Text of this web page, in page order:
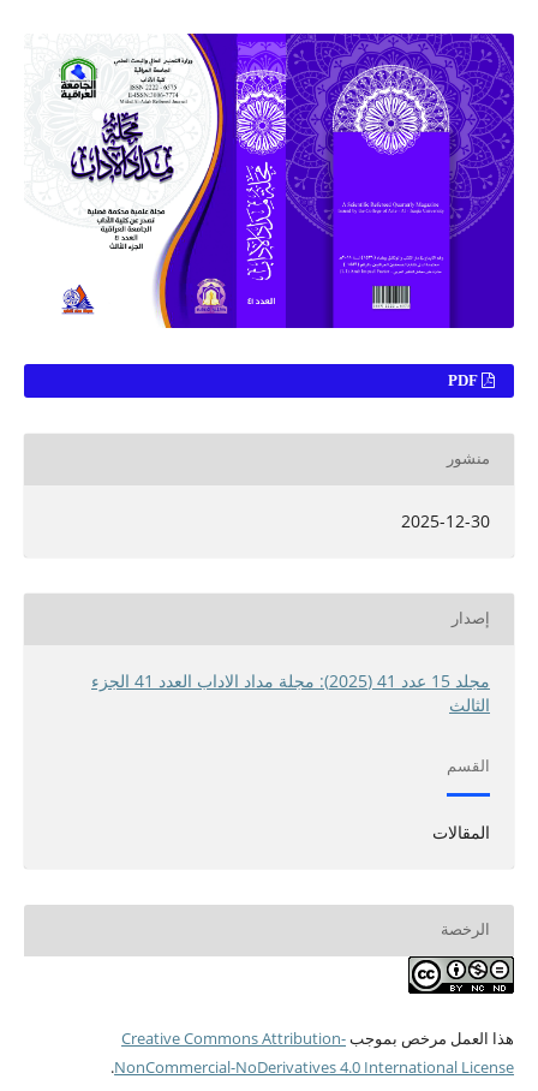
PDF
منشور
2025-12-30
إصدار
مجلد 15 عدد 41 (2025): مجلة مداد الاداب العدد 41 الجزء
الثالث
القسم
المقالات
الرخصة
هذا العمل مرخص بموجبCreative Commons Attribution-
NonCommercial-NoDerivatives 4.0 International License
.